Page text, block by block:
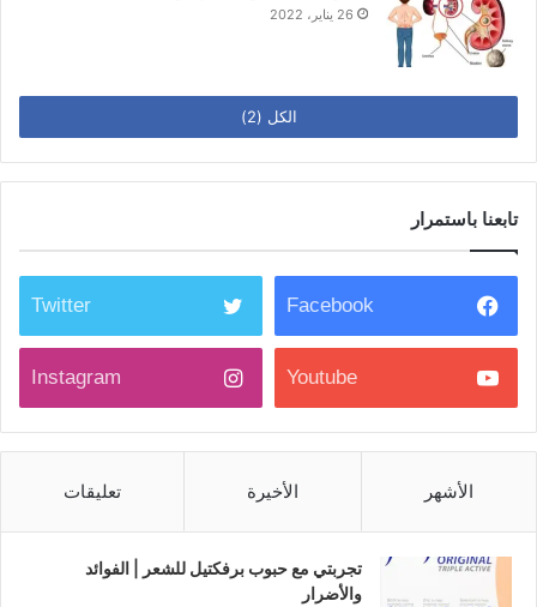
26 يناير، 2022
الكل (2)
تابعنا باستمرار
Facebook
Twitter
Youtube
Instagram
الأشهر الأخيرة تعليقات
تجربتي مع حبوب برفكتيل للشعر | الفوائد
والأضرار